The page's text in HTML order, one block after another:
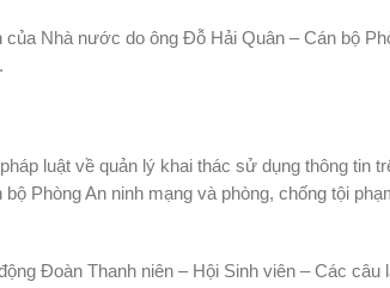
Nhà nước do ông Đỗ Hải Quân – Cán bộ
luật về quản lý khai thác sử dụng thông tin
Phòng An ninh mạng và phòng, chống tội
Đoàn Thanh niên – Hội Sinh viên – Các câu